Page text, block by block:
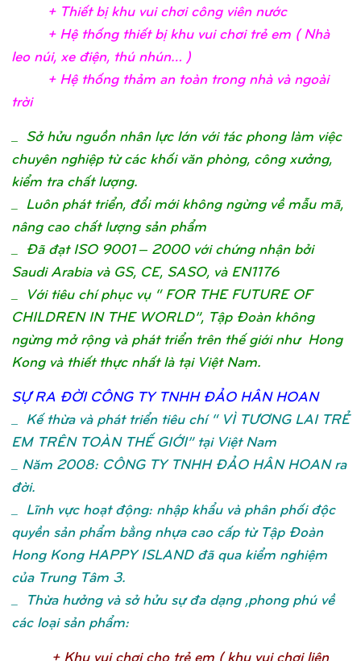
+ Thiết bịkhu vui chơi công viên nước
+ Hệthống thiết bịkhu vui chơi trẻem ( Nhà
leo núi, xe điện, thú nhún… )
+ Hệthống thảm an toàn trong nhà và ngoài
trời
Sở hửu nguồn nhân lực lớn với tác phong làm việc
chuyên nghiệp từ các khối văn phòng, công xưởng,
kiểm tra chất lượng.
_ Luôn phát triển, đổi mới không ngừng về mẫu mã,
nâng cao chất lượng sản phẩm
_ Đã đạt ISO 9001 – 2000 với chứng nhận bởi
Saudi Arabia và GS, CE, SASO, và EN1176
_ Với tiêu chí phục vụ “ FOR THE FUTURE OF
CHILDREN IN THE WORLD”, Tập Đoàn không
ngừng mở rộng và phát triển trên thế giới như Hong
Kong và thiết thực nhất là tại Việt Nam.
SỰRA ĐỜI CÔNG TY TNHH ĐẢO HÂN HOAN
Kế thừa và phát triển tiêu chí “ VÌ TƯƠNG LAI TRẺ
EM TRÊN TOÀN THẾ GIỚI” tại Việt Nam
_ Năm 2008: CÔNG TY TNHH ĐẢO HÂN HOAN ra
đời.
_ Lĩnh vực hoạt động: nhập khẩu và phân phối độc
quyền sản phẩm bằng nhựa cao cấp từ Tập Đoàn
Hong Kong HAPPY ISLAND đã qua kiểm nghiệm
của Trung Tâm 3.
_ Thừa hưởng và sở hửu sự đa dạng ,phong phú về
các loại sản phẩm:
+ Khu vui chơi cho trẻem ( khu vui chơi liên